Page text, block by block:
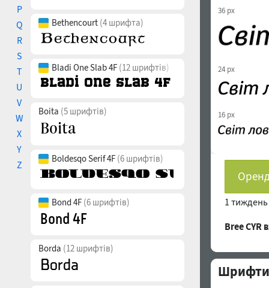
P
Q
R
S
T
U
V
W
X
Y
Z
Bethencourt (4 шрифта)
Bladi One Slab 4F (12 шрифтів)
Boita (5 шрифтів)
Boldesqo Serif 4F (6 шрифтів)
Bond 4F (6 шрифтів)
Borda (12 шрифтів)
36 px
24 px
16 px
1
Bree
Шрифти